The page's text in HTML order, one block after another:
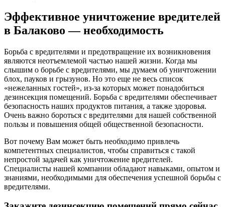
Эффективное уничтожение вредителей
в Балаково — необходимость
Борьба с вредителями и предотвращение их возникновения
являются неотъемлемой частью нашей жизни. Когда мы
слышим о борьбе с вредителями, мы думаем об уничтожении
блох, пауков и грызунов. Но это еще не весь список
«нежеланных гостей», из-за которых может понадобиться
дезинсекция помещений. Борьба с вредителями обеспечивает
безопасность наших продуктов питания, а также здоровья.
Очень важно бороться с вредителями для нашей собственной
пользы и повышения общей общественной безопасности.
Вот почему Вам может быть необходимо привлечь
компетентных специалистов, чтобы справиться с такой
непростой задачей как уничтожение вредителей.
Специалисты нашей компании обладают навыками, опытом и
знаниями, необходимыми для обеспечения успешной борьбы с
вредителями.